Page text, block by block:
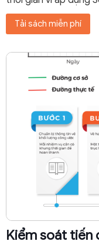
Tải sách miễn phí
Kiểm soát tiến